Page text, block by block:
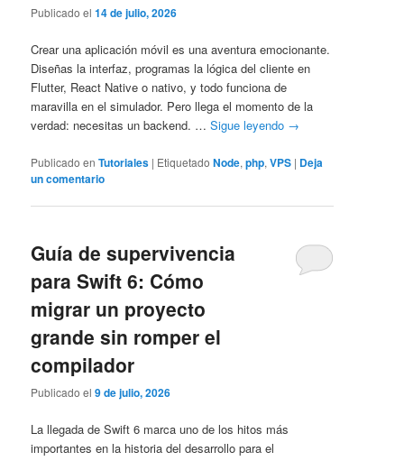
Publicado el14 de julio, 2026
Crear una aplicación móvil es una aventura emocionante.
Diseñas la interfaz, programas la lógica del cliente en
Flutter, React Native o nativo, y todo funciona de
maravilla en el simulador. Pero llega el momento de la
verdad: necesitas un backend. …Sigue leyendo →
Publicado en Tutoriales | Etiquetado Node,php,VPS | Deja
un comentario
Guía de supervivencia
para Swift 6: Cómo
migrar un proyecto
grande sin romper el
compilador
Publicado el9 de julio, 2026
La llegada de Swift 6 marca uno de los hitos más
importantes en la historia del desarrollo para el